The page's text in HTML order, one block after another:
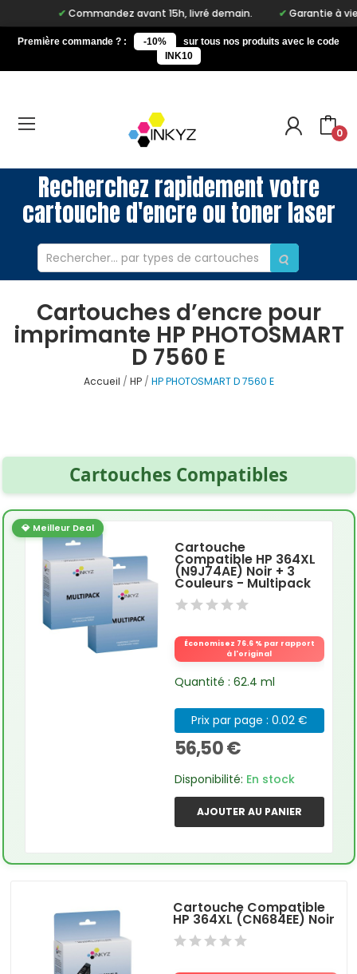
Commandez avant 15h, livré demain. Garantie à vie
Première commande ? : -10%
sur tous nos produits avec le code
INK10
0
Recherchez rapidement votre
cartouche d'encre ou toner laser
Cartouches d’encre pour
imprimante HP PHOTOSMART
D 7560 E
Accueil HP HP PHOTOSMART D 7560 E
Cartouches Compatibles
💎 Meilleur Deal
Cartouche
Compatible HP 364XL
(N9J74AE) Noir + 3
Couleurs - Multipack
Économisez 76.6 % par rapport
à l'original
Quantité : 62.4 ml
Prix par page : 0.02 €
56,50 €
Disponibilité: En stock
AJOUTER AU PANIER
Cartouche Compatible
HP 364XL (CN684EE) Noir